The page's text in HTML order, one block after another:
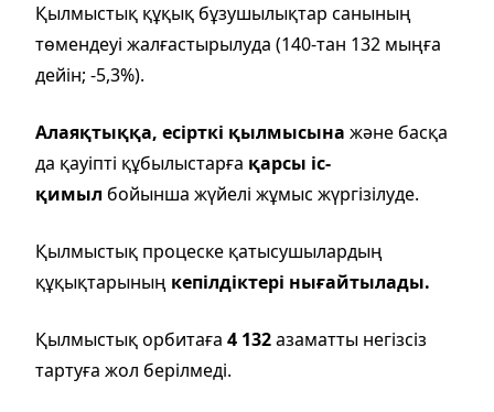
Қылмыстық құқық бұзушылықтар санының
төмендеуі жалғастырылуда (140-тан 132 мыңға
дейін; -5,3%).
Алаяқтыққа, есірткі қылмысына және басқа
да қауіпті құбылыстарға қарсы іс-
қимыл бойынша жүйелі жұмыс жүргізілуде.
Қылмыстық процеске қатысушылардың
құқықтарының кепілдіктері нығайтылады.
Қылмыстық орбитаға 4 132азаматты негізсіз
тартуға жол берілмеді.